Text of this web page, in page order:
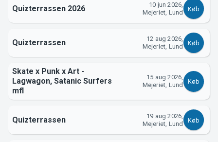
Quizterrassen 2026
10 jun 2026,
Mejeriet, Lund
Køb
Quizterrassen
12 aug 2026,
Mejeriet, Lund
Køb
Skate x Punk x Art -
Lagwagon, Satanic Surfers
mfl
15 aug 2026,
Mejeriet, Lund
Køb
Quizterrassen
19 aug 2026,
Mejeriet, Lund
Køb